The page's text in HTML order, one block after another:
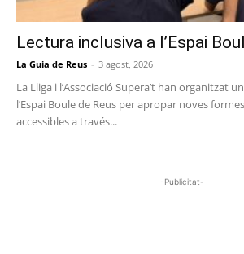
Lectura inclusiva a l’Espai
La Guia de Reus - 3 agost, 2026
La Lliga i l’Associació Supera’t han organitzat
l’Espai Boule de Reus per apropar noves
accessibles a través...
-Publicitat-